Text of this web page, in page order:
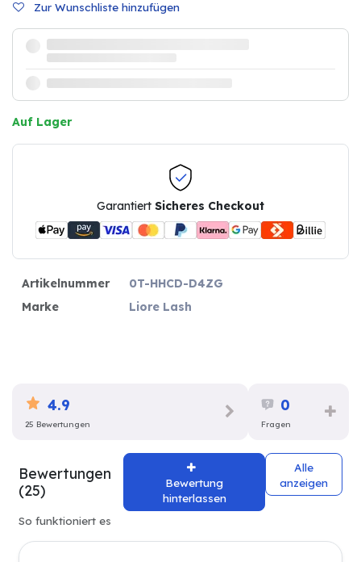
Zur Wunschliste hinzufügen
Auf Lager
Garantiert Sicheres Checkout
Artikelnummer
0T-HHCD-D4ZG
Marke
Liore Lash
4.9
25 Bewertungen
0
Fragen
Bewertungen
(25)
Bewertung
hinterlassen
Alle
anzeigen
So funktioniert es